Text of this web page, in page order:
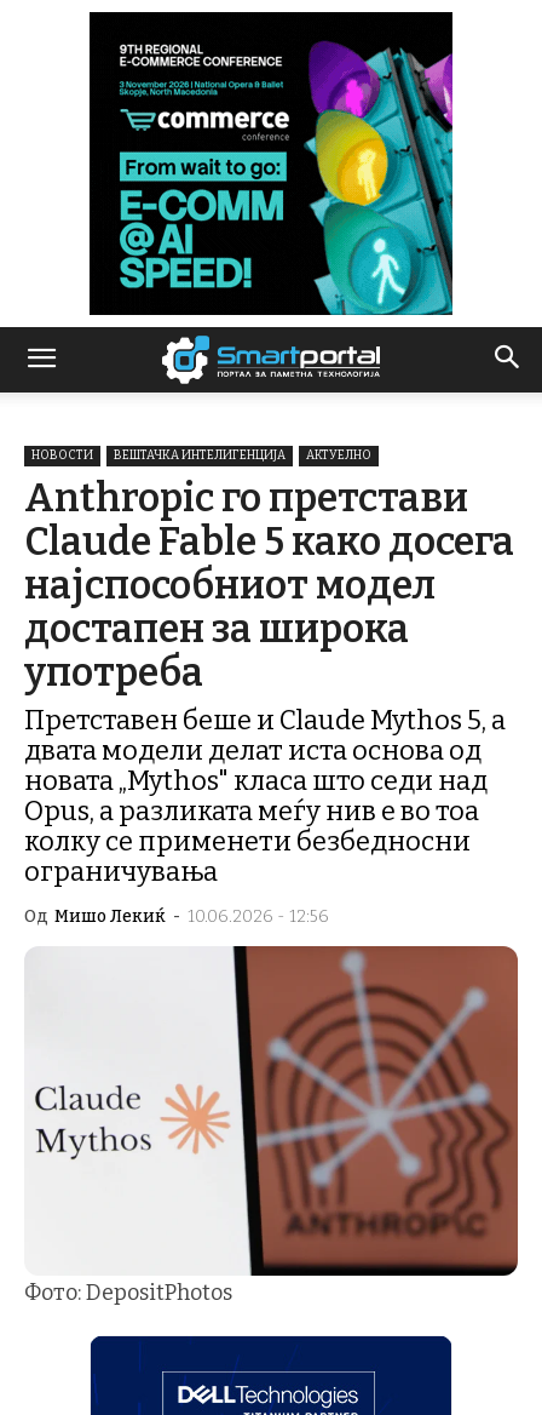
НОВОСТИ ВЕШТАЧКА ИНТЕЛИГЕНЦИЈА АКТУЕЛНО
Anthropic го претстави
Claude Fable 5 како досега
најспособниот модел
достапен за широка
употреба
Претставен беше и Claude Mythos 5, а
двата модели делат иста основа од
новата „Mythos" класа што седи над
Opus, а разликата меѓу нив е во тоа
колку се применети безбедносни
ограничувања
Од Мишо Лекиќ - 10.06.2026 - 12:56
Фото: DepositPhotos